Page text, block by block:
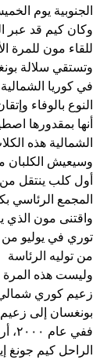
الجنوبية يوم
وكان كيم قد عبر
للقاء مون للمرة
وتستقي سلالة
في كوريا
النوع بالوفاء
أنها بمقدورها
الشمالية هذه
وسيعيش الكلبان
أول كلب ينتقل
المجمع الرئاسي
واقتنى مون الذي
توري في يوليو
من توليه الرئاسة
وليست هذه المرة
زعيم كوري
بونغسان إلى
ففي
الراحل كيم جونغ